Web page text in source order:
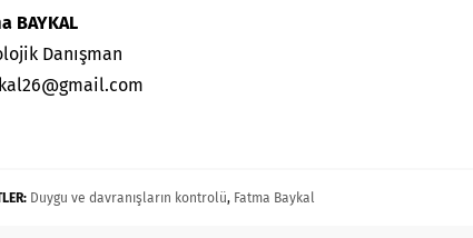
BAYKAL
Danışman
Duygu ve davranışların kontrolü, Fatma Baykal